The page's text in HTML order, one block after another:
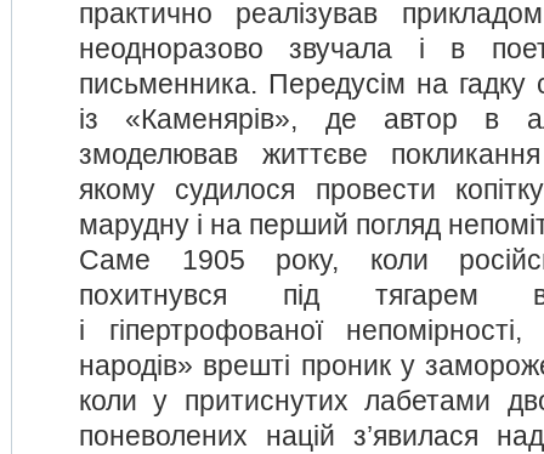
практично реалізував
неодноразово звучала і в
письменника. Передусім на гадку
із «Каменярів», де автор в
змоделював життєве
якому судилося провести
марудну і на перший погляд
Саме 1905 року, коли
похитнувся під тягарем
і гіпертрофованої
народів» врешті проник у
коли у притиснутих лабетами
поневолених націй з’явилася